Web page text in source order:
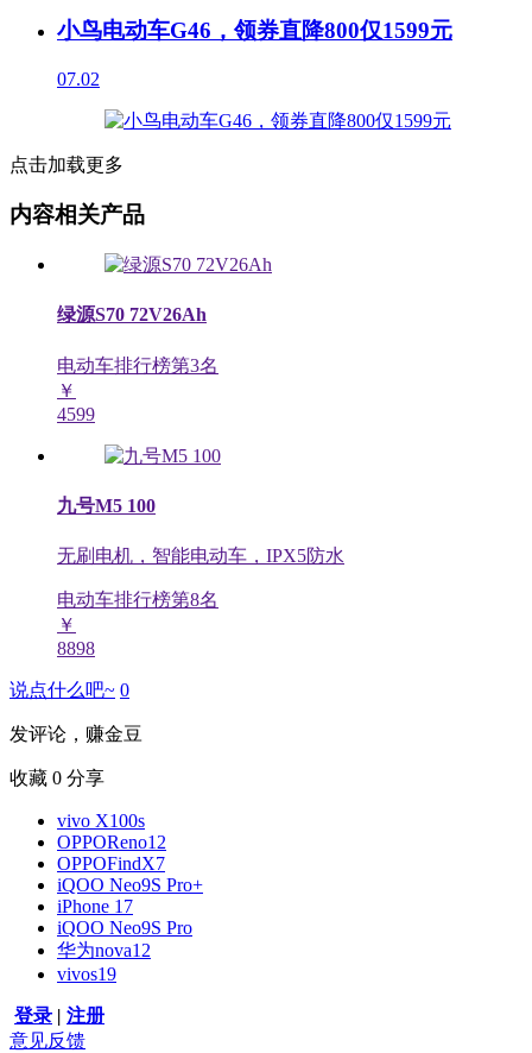
小鸟电动车G46，领券直降800仅1599元
07.02
点击加载更多
内容相关产品
绿源S70 72V26Ah
电动车排行榜第3名
￥
4599
九号M5 100
无刷电机，智能电动车，IPX5防水
电动车排行榜第8名
￥
8898
说点什么吧~ 0
发评论，赚金豆
收藏 0 分享
vivo X100s
OPPOReno12
OPPOFindX7
iQOO Neo9S Pro+
iPhone 17
iQOO Neo9S Pro
华为nova12
vivos19
登录 | 注册
意见反馈